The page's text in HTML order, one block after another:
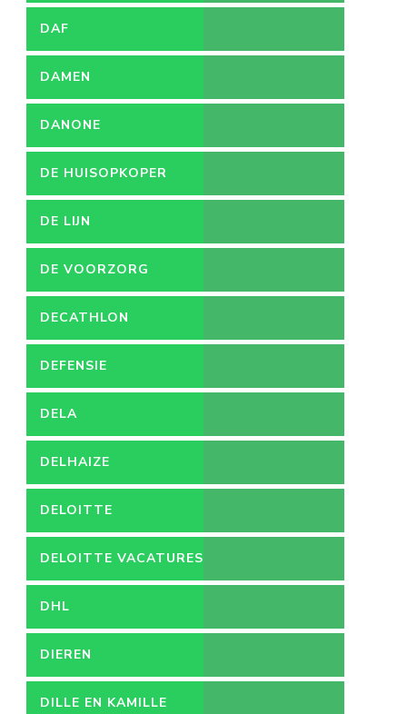
DAF
DAMEN
DANONE
DE HUISOPKOPER
DE LIJN
DE VOORZORG
DECATHLON
DEFENSIE
DELA
DELHAIZE
DELOITTE
DELOITTE VACATURES
DHL
DIEREN
DILLE EN KAMILLE